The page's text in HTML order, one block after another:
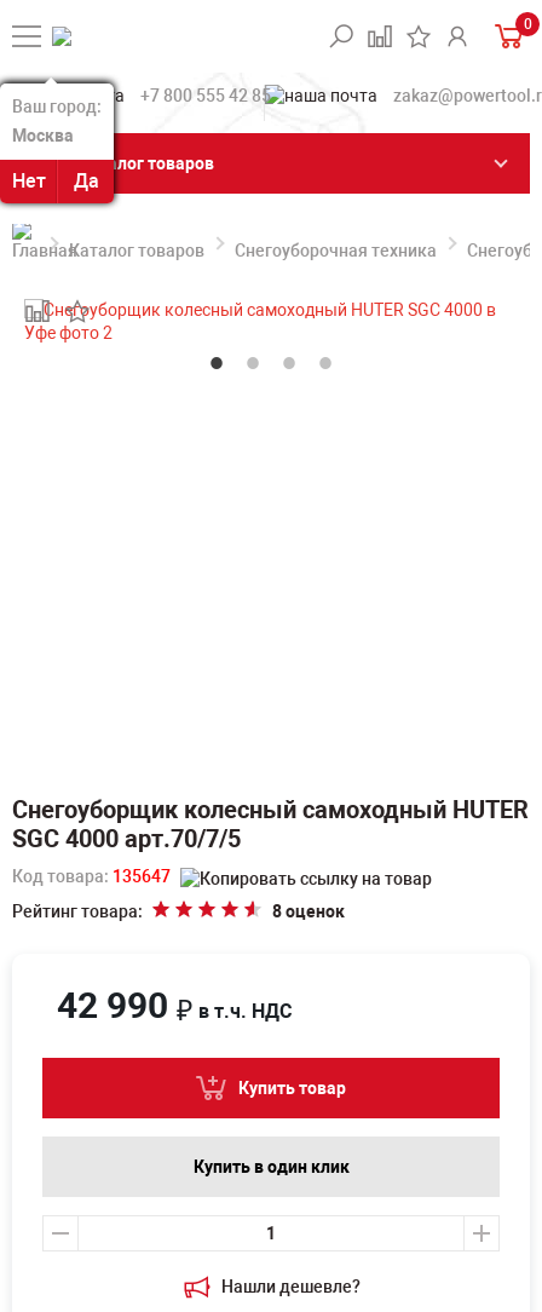
Ваш город:
Москва
Нет Да
Ваш город:
Москва
Нет Да
0
+7 800 555 42 85
Каталог товаров
Каталог товаров Снегоуборочная техника
Снегоуборщик колесный самоходный HUTER
SGC 4000 арт.70/7/5
Код товара: 135647
Рейтинг товара:
8 оценок
Нашли дешевле?
42 990 ₽ в т.ч. НДС
Купить товар
Купить в один клик